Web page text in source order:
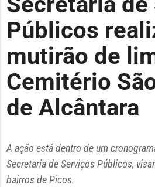
Públicos
mutirão de
Cemitério
de Alcântara
A ação está dentro de um
Secretaria de Serviços Públicos,
bairros de Picos.